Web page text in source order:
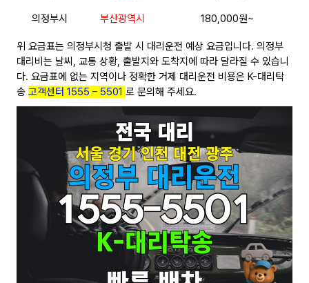
의정부시 부산광역시 180,000원~
위 요금표는 의정부시청 출발 시 대리운전 예상 요금입니다. 의정부
대리비는 날씨, 교통 상황, 출발지와 도착지에 따라 달라질 수 있습니
다. 요금표에 없는 지역이나 정확한 거제 대리운전 비용은 K-대리탁
송 고객센터 1555 – 5501 로 문의해 주세요.